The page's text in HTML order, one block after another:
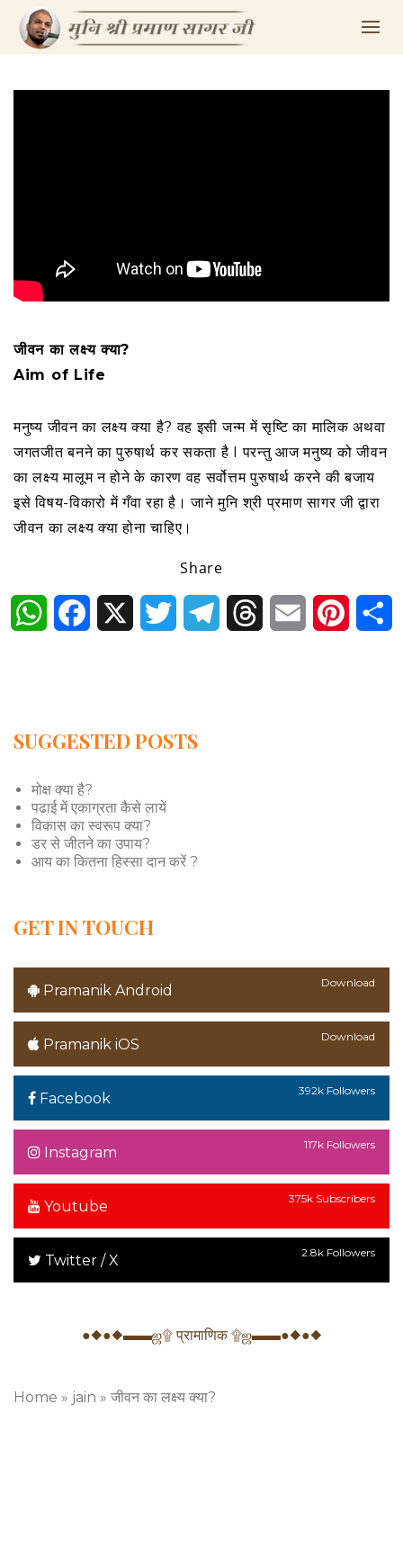
जीवन का लक्ष्य क्या?
Aim of Life
मनुष्य जीवन का लक्ष्य क्या है? वह इसी जन्म में सृष्टि का मालिक अथवा
जगतजीत बनने का पुरुषार्थ कर सकता है I परन्तु आज मनुष्य को जीवन
का लक्ष्य मालूम न होने के कारण वह सर्वोत्तम पुरुषार्थ करने की बजाय
इसे विषय-विकारो में गँवा रहा है। जाने मुनि श्री प्रमाण सागर जी द्वारा
जीवन का लक्ष्य क्या होना चाहिए।
Share
WhatsAppFacebook Twitter TelegramThreadsEmail
SUGGESTED POSTS
मोक्ष क्या है?
पढाई में एकाग्रता कैसे लायें
विकास का स्वरूप क्या?
डर से जीतने का उपाय?
आय का कितना हिस्सा दान करें ?
GET IN TOUCH
Pramanik Android Download
Pramanik iOS Download
Facebook 392k Followers
Instagram 117k Followers
Youtube 375k Subscribers
Twitter / X 2.8k Followers
●◆●◆▬▬ஜ۩ प्रामाणिक ۩ஜ▬▬●◆●◆
Home » jain » जीवन का लक्ष्य क्या?